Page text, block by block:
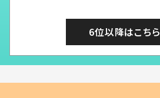
6位以降はこちら